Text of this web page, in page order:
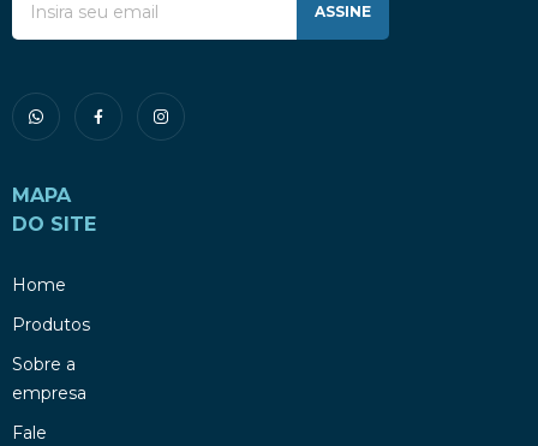
ASSINE
MAPA
DO SITE
Home
Produtos
Sobre a
empresa
Fale